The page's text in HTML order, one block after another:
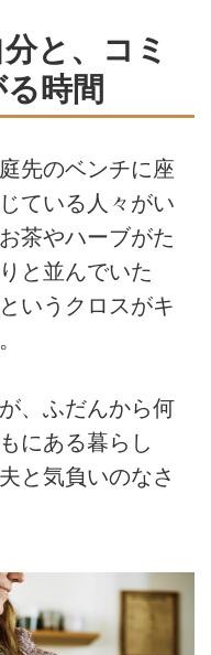
と、コミ
時間
先のベンチに座
ている人々がい
茶やハーブがた
と並んでいた
いうクロスがキ
、ふだんから何
にある暮らし
と気負いのなさ